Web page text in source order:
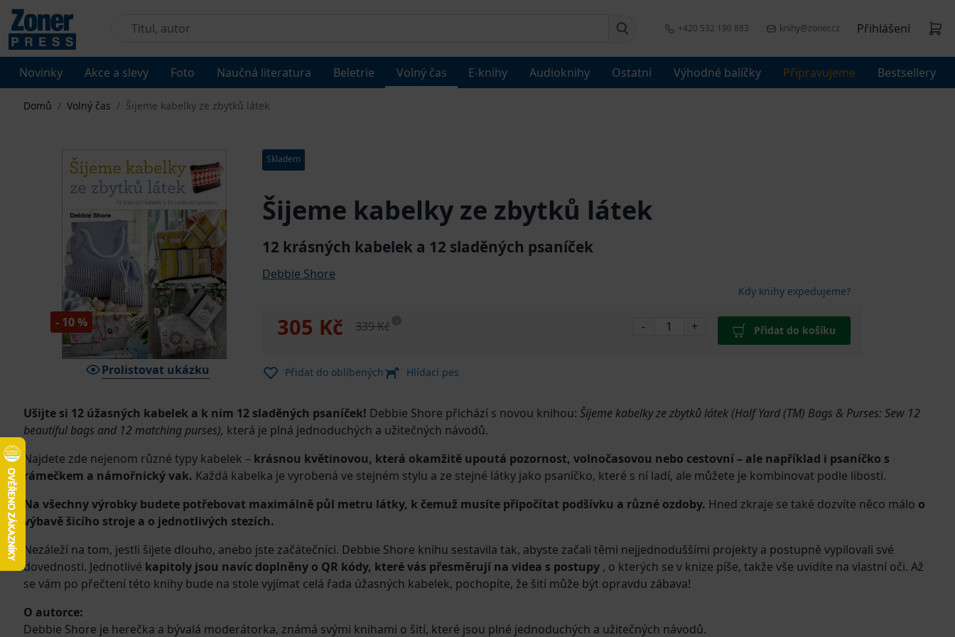
+420 532 190 883 knihy@zoner.cz Přihlášení
Novinky Akce a slevy Foto Naučná literatura Beletrie Volný čas E-knihy Audioknihy Ostatní Výhodné balíčky Připravujeme Bestsellery
Domů / Volný čas / Šijeme kabelky ze zbytků látek
- 10 %
Prolistovat ukázku
Skladem
Šijeme kabelky ze zbytků látek
12 krásných kabelek a 12 sladěných psaníček
Debbie Shore
Kdy knihy expedujeme?
305 Kč 339 Kč - + Přidat do košíku
Přidat do oblíbených Hlídací pes
Ušijte si 12 úžasných kabelek a k nim 12 sladěných psaníček! Debbie Shore přichází s novou knihou: Šijeme kabelky ze zbytků látek (Half Yard (TM) Bags & Purses: Sew 12
beautiful bags and 12 matching purses), která je plná jednoduchých a užitečných návodů.
Najdete zde nejenom různé typy kabelek – krásnou květinovou, která okamžitě upoutá pozornost, volnočasovou nebo cestovní – ale například i psaníčko s
rámečkem a námořnický vak. Každá kabelka je vyrobená ve stejném stylu a ze stejné látky jako psaníčko, které s ní ladí, ale můžete je kombinovat podle libosti.
Na všechny výrobky budete potřebovat maximálně půl metru látky, k čemuž musíte připočítat podšívku a různé ozdoby. Hned zkraje se také dozvíte něco málo o
výbavě šicího stroje a o jednotlivých stezích.
Nezáleží na tom, jestli šijete dlouho, anebo jste začátečníci. Debbie Shore knihu sestavila tak, abyste začali těmi nejjednoduššími projekty a postupně vypilovali své
dovednosti. Jednotlivé kapitoly jsou navíc doplněny o QR kódy, které vás přesměrují na videa s postupy , o kterých se v knize píše, takže vše uvidíte na vlastní oči. Až
se vám po přečtení této knihy bude na stole vyjímat celá řada úžasných kabelek, pochopíte, že šití může být opravdu zábava!
O autorce:
Debbie Shore je herečka a bývalá moderátorka, známá svými knihami o šití, které jsou plné jednoduchých a užitečných návodů.